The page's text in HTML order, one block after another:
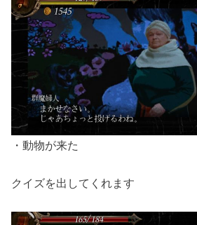
・動物が来た
クイズを出してくれます